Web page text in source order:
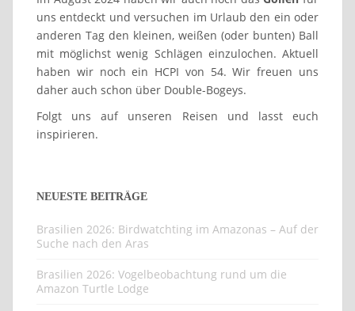
uns entdeckt und versuchen im Urlaub den ein oder
anderen Tag den kleinen, weißen (oder bunten) Ball
mit möglichst wenig Schlägen einzulochen. Aktuell
haben wir noch ein HCPI von 54. Wir freuen uns
daher auch schon über Double-Bogeys.
Folgt uns auf unseren Reisen und lasst euch
inspirieren.
NEUESTE BEITRÄGE
Brasilien 2026: Birdwatchting im Amazonas – Auf der
Suche nach den Aras
Brasilien 2026: Vogelbeobachtung rund um die
Amazon Turtle Lodge